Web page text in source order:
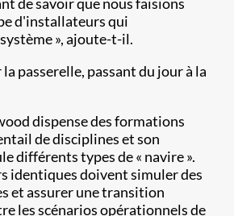
d'installateurs qui
», ajoute-t-il.
passerelle, passant du jour à la
dispense des formations
de disciplines et son
différents types de « navire ».
identiques doivent simuler des
et assurer une transition
les scénarios opérationnels de